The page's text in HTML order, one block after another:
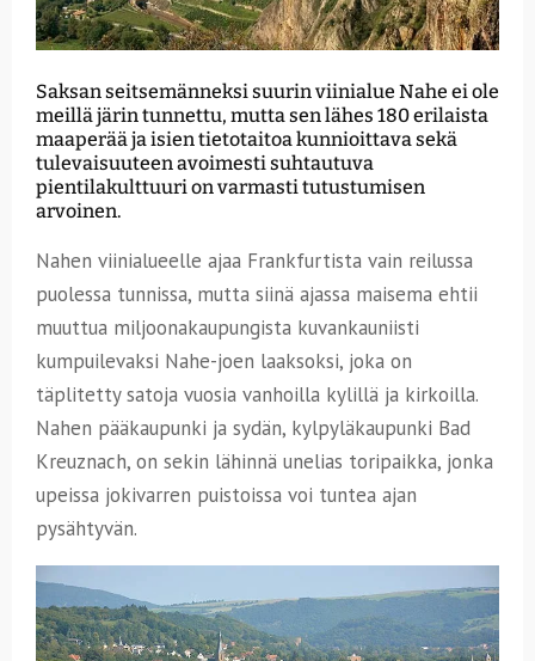
Saksan seitsemänneksi suurin viinialue Nahe ei ole
meillä järin tunnettu, mutta sen lähes 180 erilaista
maaperää ja isien tietotaitoa kunnioittava sekä
tulevaisuuteen avoimesti suhtautuva
pientilakulttuuri on varmasti tutustumisen
arvoinen.
Nahen viinialueelle ajaa Frankfurtista vain reilussa
puolessa tunnissa, mutta siinä ajassa maisema ehtii
muuttua miljoonakaupungista kuvankauniisti
kumpuilevaksi Nahe-joen laaksoksi, joka on
täplitetty satoja vuosia vanhoilla kylillä ja kirkoilla.
Nahen pääkaupunki ja sydän, kylpyläkaupunki Bad
Kreuznach, on sekin lähinnä unelias toripaikka, jonka
upeissa jokivarren puistoissa voi tuntea ajan
pysähtyvän.